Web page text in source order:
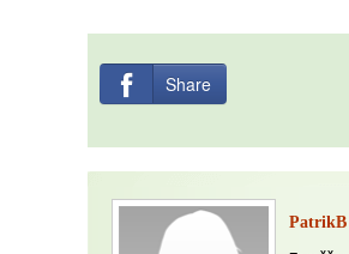
Share
PatrikB